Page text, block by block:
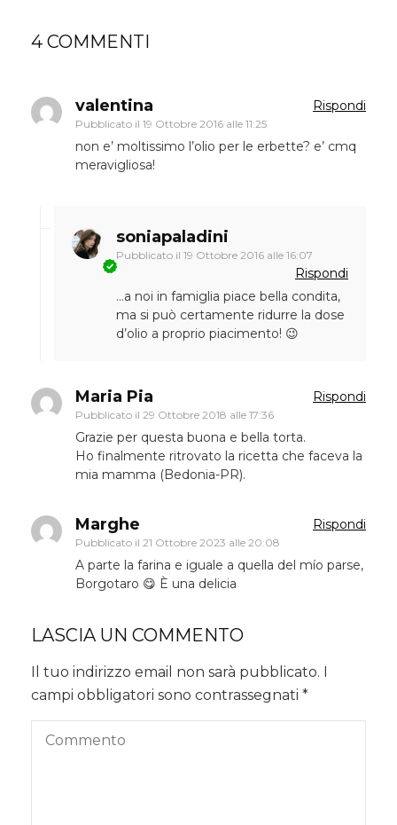
4 COMMENTI
valentina
Pubblicato il 19 Ottobre 2016 alle 11:25
Rispondi
non e’ moltissimo l’olio per le erbette? e’ cmq
meravigliosa!
soniapaladini
Pubblicato il 19 Ottobre 2016 alle 16:07
Rispondi
…a noi in famiglia piace bella condita,
ma si può certamente ridurre la dose
d’olio a proprio piacimento! 😉
Maria Pia
Pubblicato il 29 Ottobre 2018 alle 17:36
Rispondi
Grazie per questa buona e bella torta.
Ho finalmente ritrovato la ricetta che faceva la
mia mamma (Bedonia-PR).
Marghe
Pubblicato il 21 Ottobre 2023 alle 20:08
Rispondi
A parte la farina e iguale a quella del mío parse,
Borgotaro 😋 È una delicia
LASCIA UN COMMENTO
Il tuo indirizzo email non sarà pubblicato. I
campi obbligatori sono contrassegnati *